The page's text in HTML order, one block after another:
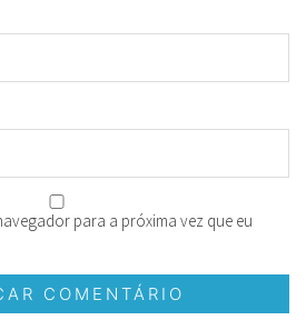
para a próxima vez que eu